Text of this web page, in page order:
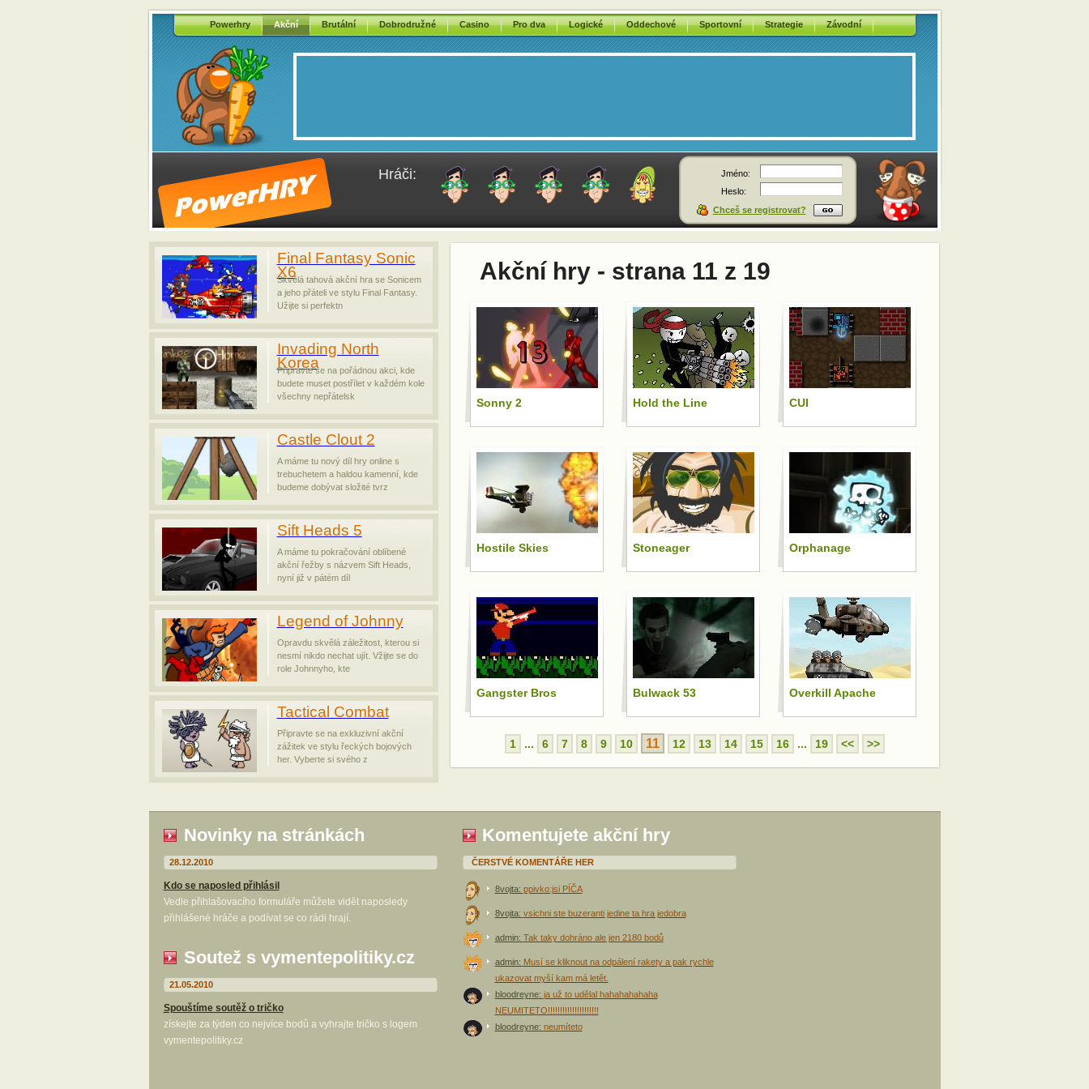
Powerhry Akční Brutální Dobrodružné Casino Pro dva Logické Oddechové Sportovní Strategie Závodní
Hráči:
Jméno:
Heslo:
Chceš se registrovat?
Final Fantasy Sonic
X6
Skvělá tahová akční hra se Sonicem
a jeho přáteli ve stylu Final Fantasy.
Užijte si perfektn
Invading North
Korea
Připravte se na pořádnou akci, kde
budete muset postřílet v každém kole
všechny nepřátelsk
Castle Clout 2
A máme tu nový díl hry online s
trebuchetem a haldou kamenní, kde
budeme dobývat složité tvrz
Sift Heads 5
A máme tu pokračování oblíbené
akční řežby s názvem Sift Heads,
nyní již v pátém díl
Legend of Johnny
Opravdu skvělá záležitost, kterou si
nesmí nikdo nechat ujít. Vžijte se do
role Johnnyho, kte
Tactical Combat
Připravte se na exkluzivní akční
zážitek ve stylu řeckých bojových
her. Vyberte si svého z
Akční hry - strana 11 z 19
Sonny 2 Hold the Line CUI
Hostile Skies Stoneager Orphanage
Gangster Bros Bulwack 53 Overkill Apache
1 ... 6 7 8 9 10 11 12 13 14 15 16 ... 19 << >>
Novinky na stránkách
28.12.2010
Kdo se naposled přihlásil
Vedle přihlašovacího formuláře můžete vidět naposledy
přihlášené hráče a podívat se co rádi hrají.
Soutež s vymentepolitiky.cz
21.05.2010
Spouštíme soutěž o tričko
získejte za týden co nejvíce bodů a vyhrajte tričko s logem
vymentepolitiky.cz
Komentujete akční hry
ČERSTVÉ KOMENTÁŘE HER
8vojta: ppivko:jsi PÍČA
8vojta: vsichni ste buzeranti jedine ta hra jedobra
admin: Tak taky dohráno ale jen 2180 bodů
admin: Musí se kliknout na odpálení rakety a pak rychle
ukazovat myší kam má letět.
bloodreyne: ja už to udělal hahahahahaha
NEUMITETO!!!!!!!!!!!!!!!!!!!!!
bloodreyne: neumíteto